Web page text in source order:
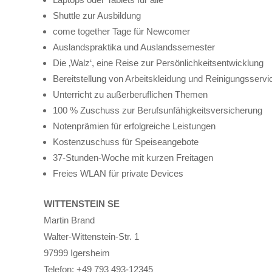
Shuttle zur Ausbildung
come together Tage für Newcomer
Auslandspraktika und Auslandssemester
Die ‚Walz‘, eine Reise zur Persönlichkeitsentwicklung
Bereitstellung von Arbeitskleidung und
Unterricht zu außerberuflichen Themen
100 % Zuschuss zur Berufsunfähigkeitsversicherung
Notenprämien für erfolgreiche Leistungen
Kostenzuschuss für Speiseangebote
37-Stunden-Woche mit kurzen Freitagen
Freies WLAN für private Devices
WITTENSTEIN SE
Martin Brand
Walter-Wittenstein-Str. 1
97999 Igersheim
Telefon: +49 793 493-12345